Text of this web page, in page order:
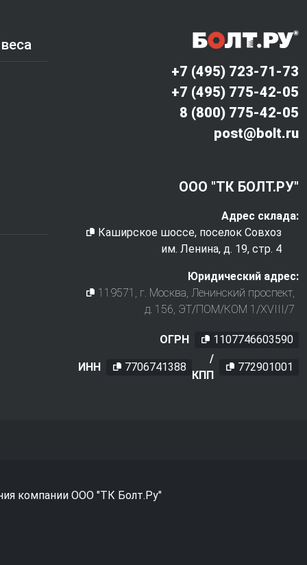
+7 (495) 723-71-73
+7 (495) 775-42-05
8 (800) 775-42-05
post@bolt.ru
ООО "ТК БОЛТ.РУ"
Адрес склада:
Каширское шоссе, поселок Совхоз
им. Ленина, д. 19, стр. 4
Юридический адрес:
119571 , г. Москва, Ленинский проспект,
д. 156, ЭТ/ПОМ/КОМ 1/XVIII/7
ОГРН 1107746603590
ИНН 7706741388
/
КПП
772901001
компании ООО "ТК Болт.Ру"